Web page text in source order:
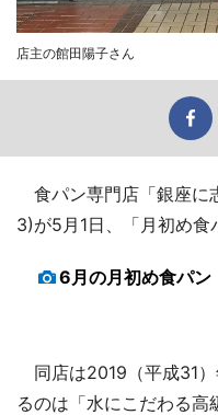
店主の館田陽子さん
食パン専門店「銀座に
3)が5月1日、「月初め食
6月の月初め食パン
同店は2019（平成31
るのは「水にこだわる